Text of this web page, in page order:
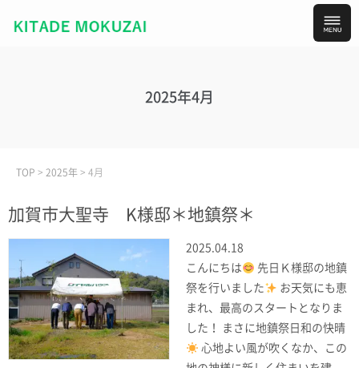
2025年4月
TOP > 2025年 > 4月
加賀市大聖寺 K様邸＊地鎮祭＊
2025.04.18
こんにちは
先日Ｋ様邸の地鎮
祭を行いました
お天気にも恵
まれ、最高のスタートとなりま
した！ まさに地鎮祭日和の快晴
心地よい風が吹くなか、この